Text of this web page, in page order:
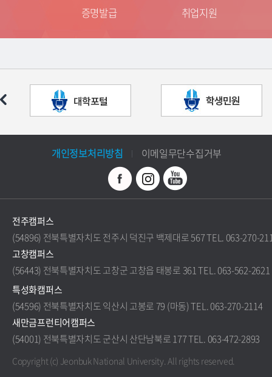
증명발급 취업지원
개인정보처리방침 이메일무단수집거부
전주캠퍼스
(54896) 전북특별자치도 전주시 덕진구 백제대로 567 TEL. 063-270-
고창캠퍼스
(56443) 전북특별자치도 고창군 고창읍 태봉로 361 TEL. 063-562-2621
특성화캠퍼스
(54596) 전북특별자치도 익산시 고봉로 79 (마동) TEL. 063-270-2114
새만금프런티어캠퍼스
(54001) 전북특별자치도 군산시 산단남북로 177 TEL. 063-472-2893
Copyright (c) Jeonbuk National University.All rights reserved.